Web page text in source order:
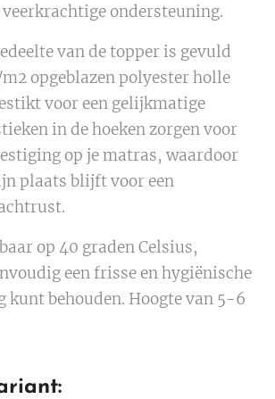
ondersteuning.
van de topper is gevuld
opgeblazen polyester holle
voor een gelijkmatige
in de hoeken zorgen voor
op je matras, waardoor
plaats blijft voor een
op 40 graden Celsius,
een frisse en hygiënische
kunt behouden. Hoogte van 5-6